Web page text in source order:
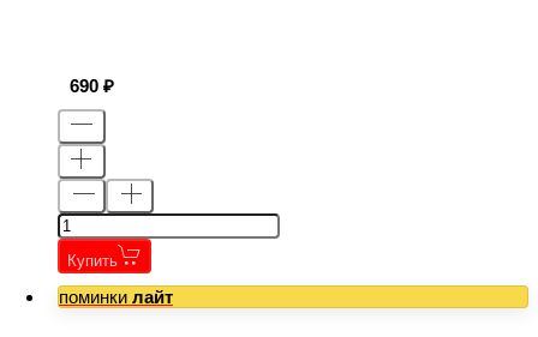
690
Купить
поминки лайт